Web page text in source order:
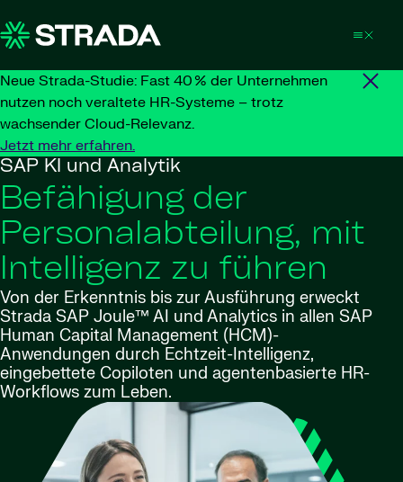
Neue Strada-Studie: Fast 40 % der Unternehmen
nutzen noch veraltete HR-Systeme – trotz
wachsender Cloud-Relevanz.
Jetzt mehr erfahren.
SAP KI und Analytik
Befähigung der
Personalabteilung, mit
Intelligenz zu führen
Von der Erkenntnis bis zur Ausführung erweckt
Strada SAP Joule™ AI und Analytics in allen SAP
Human Capital Management (HCM)-
Anwendungen durch Echtzeit-Intelligenz,
eingebettete Copiloten und agentenbasierte HR-
Workflows zum Leben.